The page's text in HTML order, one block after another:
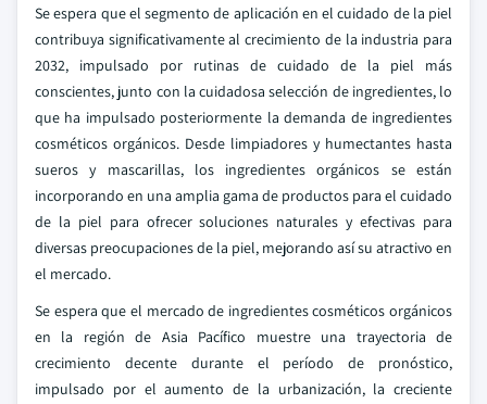
Se espera que el segmento de aplicación en el cuidado de la piel
contribuya significativamente al crecimiento de la industria para
2032, impulsado por rutinas de cuidado de la piel más
conscientes, junto con la cuidadosa selección de ingredientes, lo
que ha impulsado posteriormente la demanda de ingredientes
cosméticos orgánicos. Desde limpiadores y humectantes hasta
sueros y mascarillas, los ingredientes orgánicos se están
incorporando en una amplia gama de productos para el cuidado
de la piel para ofrecer soluciones naturales y efectivas para
diversas preocupaciones de la piel, mejorando así su atractivo en
el mercado.
Se espera que el mercado de ingredientes cosméticos orgánicos
en la región de Asia Pacífico muestre una trayectoria de
crecimiento decente durante el período de pronóstico,
impulsado por el aumento de la urbanización, la creciente